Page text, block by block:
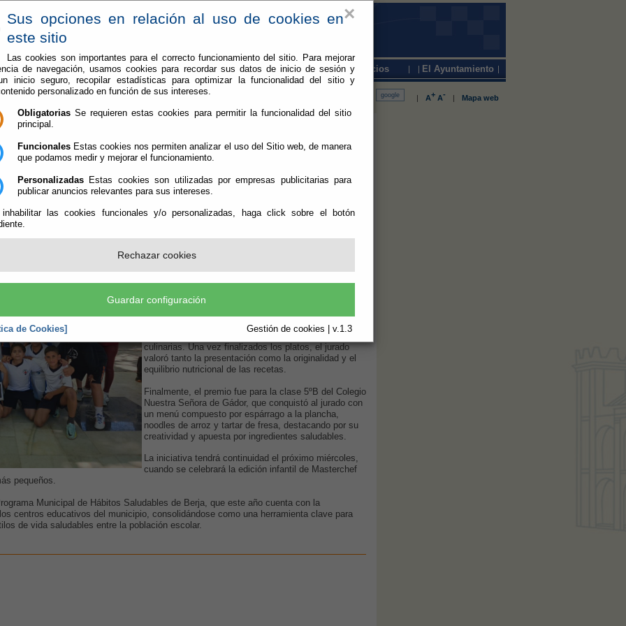
×
Sus opciones en relación al uso de cookies en
este sitio
Las cookies son importantes para el correcto funcionamiento del sitio. Para mejorar
de navegación, usamos cookies para recordar sus datos de inicio de sesión y
inicio seguro, recopilar estadísticas para optimizar la funcionalidad del sitio y
personalizado en función de sus intereses.
Obligatorias Se requieren estas cookies para permitir la funcionalidad del sitio
principal.
Funcionales Estas cookies nos permiten analizar el uso del Sitio web, de manera
que podamos medir y mejorar el funcionamiento.
Personalizadas Estas cookies son utilizadas por empresas publicitarias para
publicar anuncios relevantes para sus intereses.
las cookies funcionales y/o personalizadas, haga click sobre el botón
Rechazar cookies
Guardar configuración
de Cookies] Gestión de cookies | v.1.3
Vive en Berja Conoce Berja Servicios El Ayuntamiento
de Gádor, ganadora del Masterchef escolar de Berja 2026 | A+ A- | Mapa web
Señora de Gádor, ganadora del Masterchef
este miércoles de la octava edición del concurso Masterchef, enmarcado dentro
distintos centros educativos del municipio, el CEIP
La actividad arrancó a primera hora de la mañana con
Covirán Las Currillas, tras lo cual los equipos se
pusieron manos a la obra para elaborar sus propuestas
culinarias. Una vez finalizados los platos, el jurado
valoró tanto la presentación como la originalidad y el
equilibrio nutricional de las recetas.
Finalmente, el premio fue para la clase 5ºB del Colegio
Nuestra Señora de Gádor, que conquistó al jurado con
un menú compuesto por espárrago a la plancha,
noodles de arroz y tartar de fresa, destacando por su
creatividad y apuesta por ingredientes saludables.
La iniciativa tendrá continuidad el próximo miércoles,
cuando se celebrará la edición infantil de Masterchef
pequeños.
Municipal de Hábitos Saludables de Berja, que este año cuenta con la
centros educativos del municipio, consolidándose como una herramienta clave para
de vida saludables entre la población escolar.